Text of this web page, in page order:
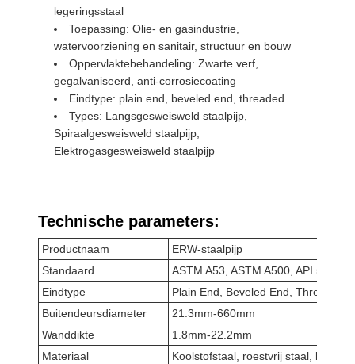
legeringsstaal
Toepassing: Olie- en gasindustrie,
watervoorziening en sanitair, structuur en bouw
Oppervlaktebehandeling: Zwarte verf,
gegalvaniseerd, anti-corrosiecoating
Eindtype: plain end, beveled end, threaded
Types: Langsgesweisweld staalpijp,
Spiraalgesweisweld staalpijp,
Elektrogasgesweisweld staalpijp
Technische parameters:
Productnaam
ERW-staalpijp
Standaard
ASTM A53, ASTM A500, API 5L,
Eindtype
Plain End, Beveled End, Threaded
Buitendeursdiameter
21.3mm-660mm
Wanddikte
1.8mm-22.2mm
Materiaal
Koolstofstaal, roestvrij staal,